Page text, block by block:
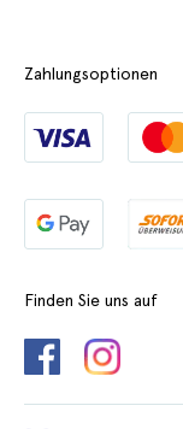
Zahlungsoptionen
Finden Sie uns auf